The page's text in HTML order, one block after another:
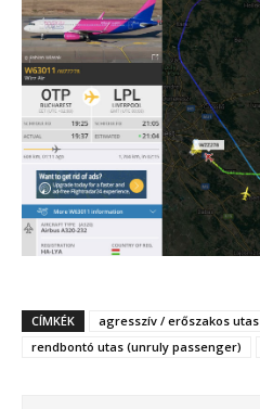
CÍMKÉK
agresszív / erőszakos utas
rendbontó utas (unruly passenger)